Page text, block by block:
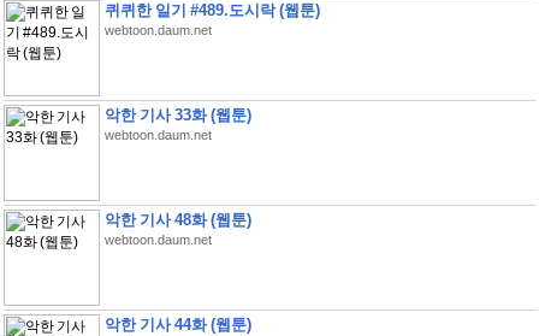
퀴퀴한 일기 #489.도시락 (웹툰)
webtoon.daum.net
악한 기사 33화 (웹툰)
webtoon.daum.net
악한 기사 48화 (웹툰)
webtoon.daum.net
악한 기사 44화 (웹툰)